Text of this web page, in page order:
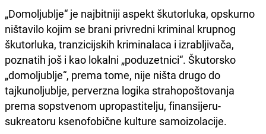
„Domoljublje“ je najbitniji aspekt škutorluka, opskurno
ništavilo kojim se brani privredni kriminal krupnog
škutorluka, tranzicijskih kriminalaca i izrabljivača,
poznatih još i kao lokalni „poduzetnici“. Škutorsko
„domoljublje“, prema tome, nije ništa drugo do
tajkunoljublje, perverzna logika strahopoštovanja
prema sopstvenom upropastitelju, finansijeru-
sukreatoru ksenofobične kulture samoizolacije.